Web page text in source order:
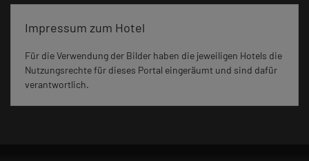
Impressum zum Hotel
Für die Verwendung der Bilder haben die jeweiligen Hotels die
Nutzungsrechte für dieses Portal eingeräumt und sind dafür
verantwortlich.